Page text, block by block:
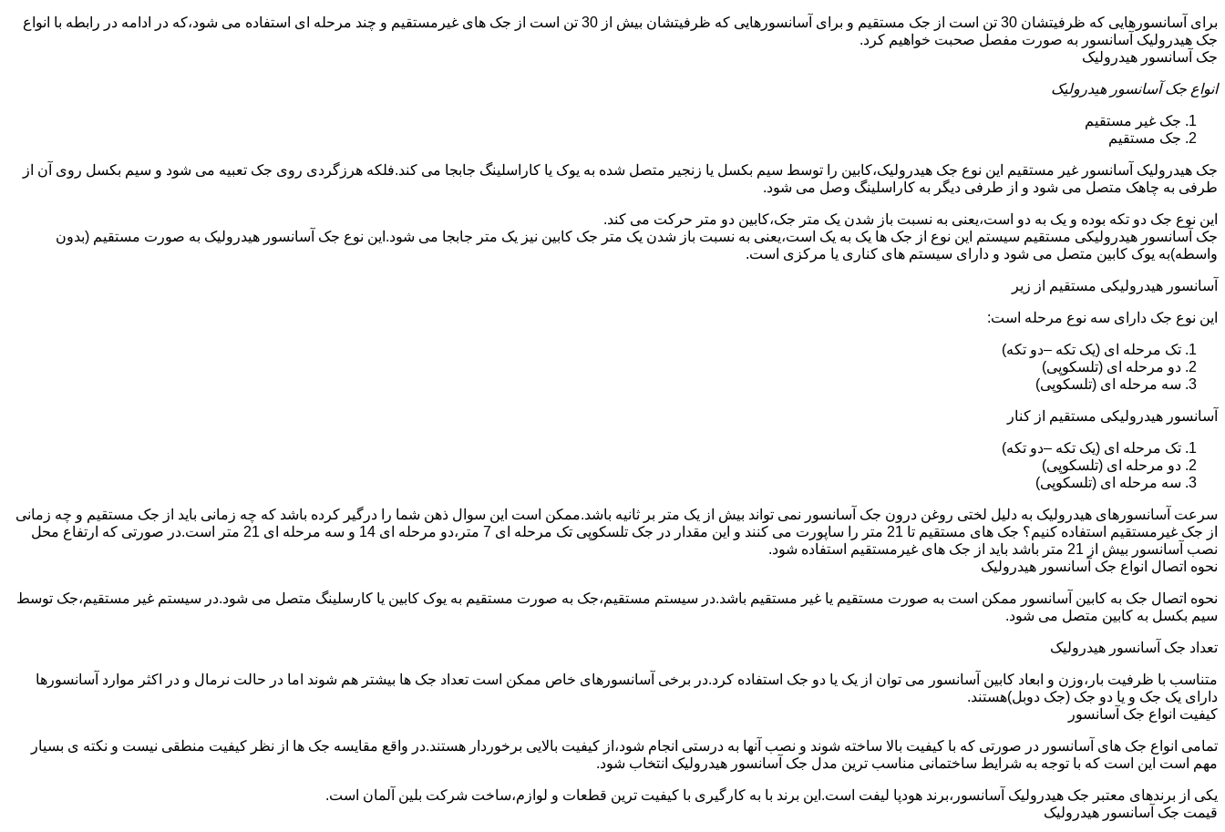
برای آسانسورهایی که ظرفیتشان 30 تن است از جک مستقیم و برای آسانسورهایی که ظرفیتشان بیش از 30 تن است از جک های غیرمستقیم و چند مرحله ای استفاده می شود،که در ادامه در رابطه با انواع
جک هیدرولیک آسانسور به صورت مفصل صحبت خواهیم کرد.
جک آسانسور هیدرولیک
انواع جک آسانسور هیدرولیک
جک غیر مستقیم
جک مستقیم
جک هیدرولیک آسانسور غیر مستقیم این نوع جک هیدرولیک،کابین را توسط سیم بکسل یا زنجیر متصل شده به یوک یا کاراسلینگ جابجا می کند.فلکه هرزگردی روی جک تعبیه می شود و سیم بکسل روی آن از
طرفی به چاهک متصل می شود و از طرفی دیگر به کاراسلینگ وصل می شود.
این نوع جک دو تکه بوده و یک به دو است،یعنی به نسبت باز شدن یک متر جک،کابین دو متر حرکت می کند.
جک آسانسور هیدرولیکی مستقیم سیستم این نوع از جک ها یک به یک است،یعنی به نسبت باز شدن یک متر جک کابین نیز یک متر جابجا می شود.این نوع جک آسانسور هیدرولیک به صورت مستقیم (بدون
واسطه)به یوک کابین متصل می شود و دارای سیستم های کناری یا مرکزی است.
آسانسور هیدرولیکی مستقیم از زیر
این نوع جک دارای سه نوع مرحله است:
تک مرحله ای (یک تکه –دو تکه)
دو مرحله ای (تلسکوپی)
سه مرحله ای (تلسکوپی)
آسانسور هیدرولیکی مستقیم از کنار
تک مرحله ای (یک تکه –دو تکه)
دو مرحله ای (تلسکوپی)
سه مرحله ای (تلسکوپی)
سرعت آسانسورهای هیدرولیک به دلیل لختی روغن درون جک آسانسور نمی تواند بیش از یک متر بر ثانیه باشد.ممکن است این سوال ذهن شما را درگیر کرده باشد که چه زمانی باید از جک مستقیم و چه زمانی
از جک غیرمستقیم استفاده کنیم؟ جک های مستقیم تا 21 متر را ساپورت می کنند و این مقدار در جک تلسکوپی تک مرحله ای 7 متر،دو مرحله ای 14 و سه مرحله ای 21 متر است.در صورتی که ارتفاع محل
نصب آسانسور بیش از 21 متر باشد باید از جک های غیرمستقیم استفاده شود.
نحوه اتصال انواع جک آسانسور هیدرولیک
نحوه اتصال جک به کابین آسانسور ممکن است به صورت مستقیم یا غیر مستقیم باشد.در سیستم مستقیم،جک به صورت مستقیم به یوک کابین یا کارسلینگ متصل می شود.در سیستم غیر مستقیم،جک توسط
سیم بکسل به کابین متصل می شود.
تعداد جک آسانسور هیدرولیک
متناسب با ظرفیت بار،وزن و ابعاد کابین آسانسور می توان از یک یا دو جک استفاده کرد.در برخی آسانسورهای خاص ممکن است تعداد جک ها بیشتر هم شوند اما در حالت نرمال و در اکثر موارد آسانسورها
دارای یک جک و یا دو جک (جک دوبل)هستند.
کیفیت انواع جک آسانسور
تمامی انواع جک های آسانسور در صورتی که با کیفیت بالا ساخته شوند و نصب آنها به درستی انجام شود،از کیفیت بالایی برخوردار هستند.در واقع مقایسه جک ها از نظر کیفیت منطقی نیست و نکته ی بسیار
مهم است این است که با توجه به شرایط ساختمانی مناسب ترین مدل جک آسانسور هیدرولیک انتخاب شود.
یکی از برندهای معتبر جک هیدرولیک آسانسور،برند هودپا لیفت است.این برند با به کارگیری با کیفیت ترین قطعات و لوازم،ساخت شرکت بلین آلمان است.
قیمت جک آسانسور هیدرولیک